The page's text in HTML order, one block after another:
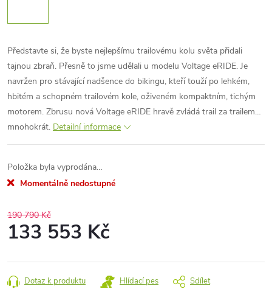
Představte si, že byste nejlepšímu trailovému kolu světa přidali
tajnou zbraň. Přesně to jsme udělali u modelu Voltage eRIDE. Je
navržen pro stávající nadšence do bikingu, kteří touží po lehkém,
hbitém a schopném trailovém kole, oživeném kompaktním, tichým
motorem. Zbrusu nová Voltage eRIDE hravě zvládá trail za trailem…
mnohokrát. Detailní informace
Položka byla vyprodána…
Momentálně nedostupné
190 790 Kč
133 553 Kč
cena:
Dotaz k produktu Hlídací pes Sdílet